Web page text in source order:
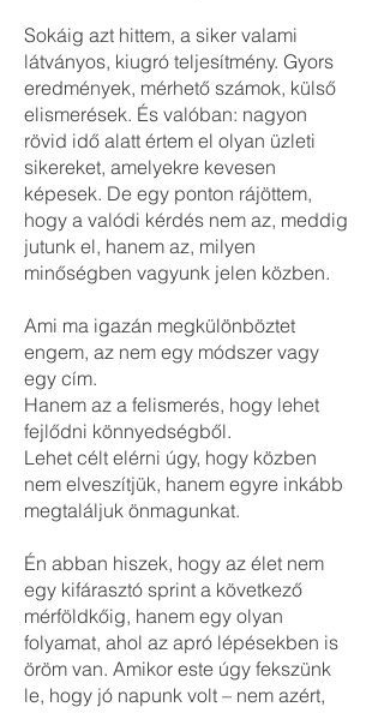
Sokáig azt hittem, a siker valami
látványos, kiugró teljesítmény. Gyors
eredmények, mérhető számok, külső
elismerések. És valóban: nagyon
rövid idő alatt értem el olyan üzleti
sikereket, amelyekre kevesen
képesek. De egy ponton rájöttem,
hogy a valódi kérdés nem az, meddig
jutunk el, hanem az, milyen
minőségben vagyunk jelen közben.
Ami ma igazán megkülönböztet
engem, az nem egy módszer vagy
egy cím.
Hanem az a felismerés, hogy lehet
fejlődni könnyedségből.
Lehet célt elérni úgy, hogy közben
nem elveszítjük, hanem egyre inkább
megtaláljuk önmagunkat.
Én abban hiszek, hogy az élet nem
egy kifárasztó sprint a következő
mérföldkőig, hanem egy olyan
folyamat, ahol az apró lépésekben is
öröm van. Amikor este úgy fekszünk
le, hogy jó napunk volt – nem azért,